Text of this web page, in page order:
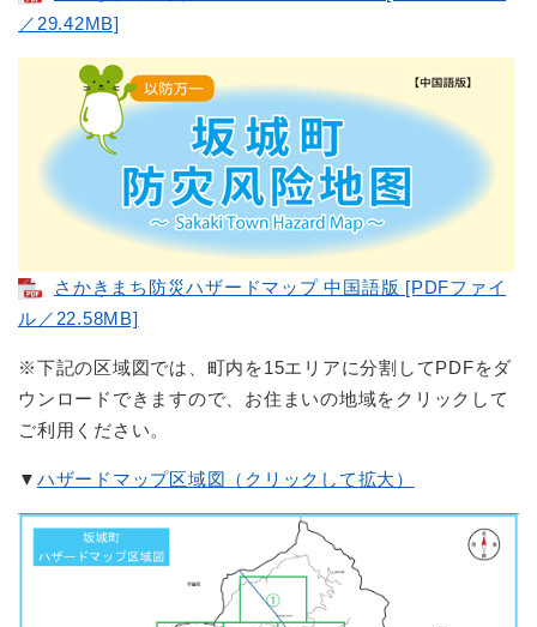
／29.42MB]
さかきまち防災ハザードマップ 中国語版 [PDFファイ
ル／22.58MB]
※下記の区域図では、町内を15エリアに分割してPDFをダ
ウンロードできますので、お住まいの地域をクリックして
ご利用ください。
▼ ハザードマップ区域図（クリックして拡大）